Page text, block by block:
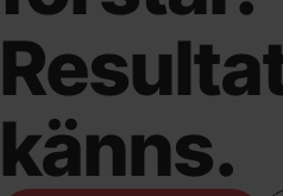
känns.